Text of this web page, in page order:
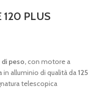
PLUS
di peso,con motore a
alluminio di qualità da125
telescopica